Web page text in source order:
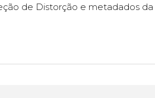
de Distorção e metadados da